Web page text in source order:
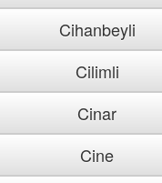
Cihanbeyli
Cilimli
Cinar
Cine